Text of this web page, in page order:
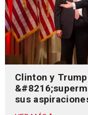
Clinton y
sus